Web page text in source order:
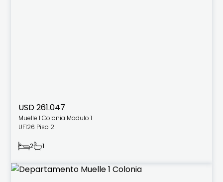
USD 261.047
Muelle 1 Colonia Modulo 1
UF126 Piso 2
2 1